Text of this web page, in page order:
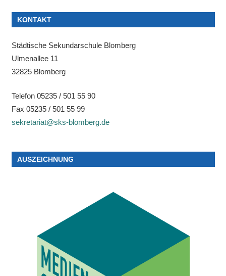
KONTAKT
Städtische Sekundarschule Blomberg
Ulmenallee 11
32825 Blomberg
Telefon 05235 / 501 55 90
Fax 05235 / 501 55 99
sekretariat@sks-blomberg.de
AUSZEICHNUNG